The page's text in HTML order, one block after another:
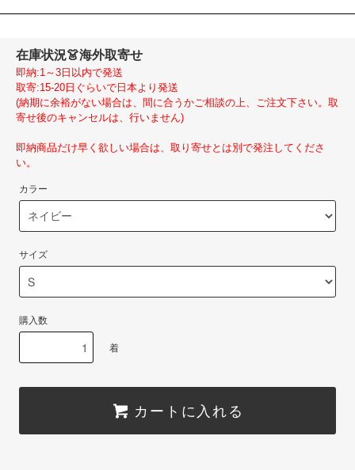
在庫状況👗海外取寄せ
即納:1～3日以内で発送
取寄:15-20日ぐらいで日本より発送
(納期に余裕がない場合は、間に合うかご相談の上、ご注文下さい。取
寄せ後のキャンセルは、行いません)
即納商品だけ早く欲しい場合は、取り寄せとは別で発注してくださ
い。
カラー
サイズ
購入数
着
カートに入れる